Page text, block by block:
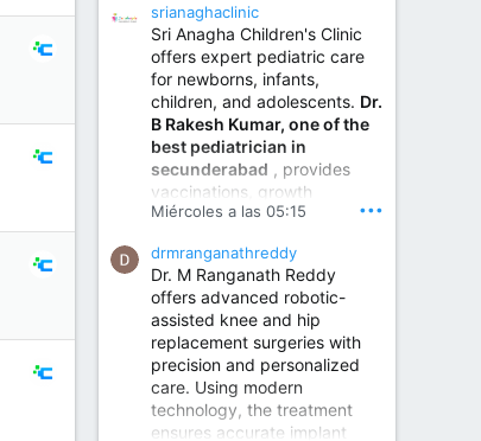
invasive and robotic
techniques.
Best Urologist in Vijayawada | Urology Specialist in Vijayawada
Dr. A. V. Krishna Kishore,
the Best Urologist...
www.drkrishnakishore.com
srianaghaclinic
Sri Anagha Children's Clinic
offers expert pediatric care
for newborns, infants,
children, and adolescents. Dr.
B Rakesh Kumar, one of the
best pediatrician in
secunderabad , provides
vaccinations, growth
monitoring, newborn care,
illnesses, nutrition guidance,
and preventive healthcare in
a child-friendly environment.
Children Hospital in Secunderabad | Best Pediatrician in Hyderabad | Neonatologist in Medchal
Our pediatrician and
Neonatologist team at...
Miércoles a las 05:15 •••
drmranganathreddy
Dr. M Ranganath Reddy
offers advanced robotic-
assisted knee and hip
replacement surgeries with
precision and personalized
care. Using modern
technology, the treatment
ensures accurate implant